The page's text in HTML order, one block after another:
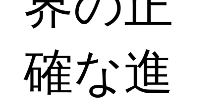
確な進